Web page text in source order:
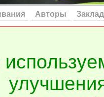
Авторы